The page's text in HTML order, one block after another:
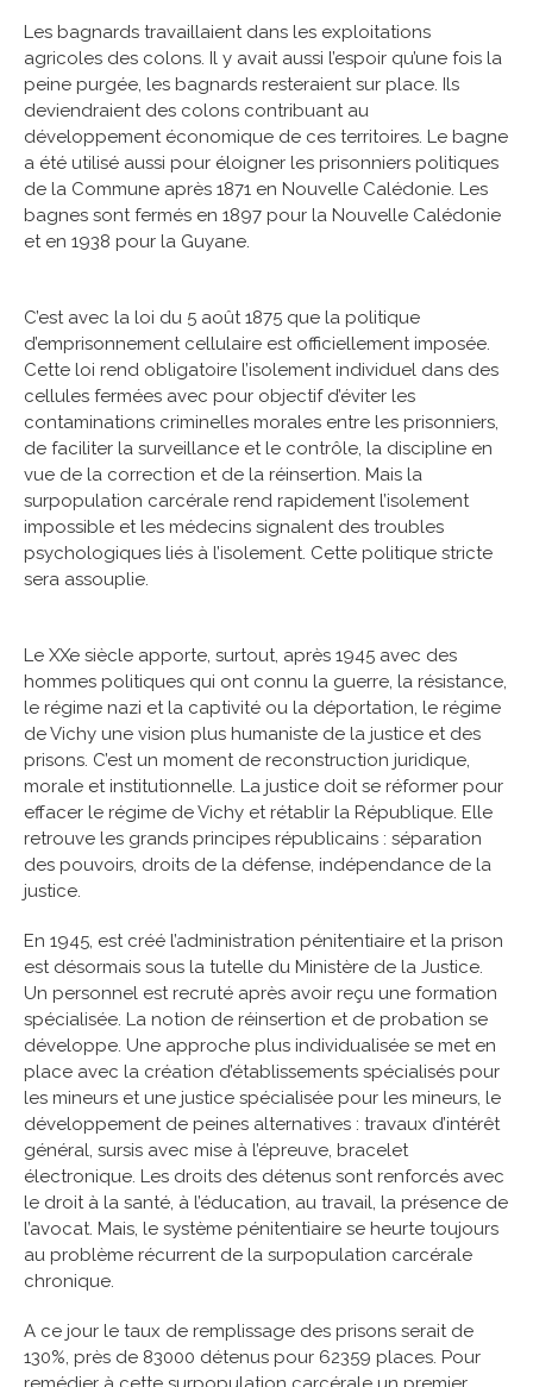
Les bagnards travaillaient dans les exploitations
agricoles des colons. Il y avait aussi l’espoir qu’une fois la
peine purgée, les bagnards resteraient sur place. Ils
deviendraient des colons contribuant au
développement économique de ces territoires. Le bagne
a été utilisé aussi pour éloigner les prisonniers politiques
de la Commune après 1871 en Nouvelle Calédonie. Les
bagnes sont fermés en 1897 pour la Nouvelle Calédonie
et en 1938 pour la Guyane.
C’est avec la loi du 5 août 1875 que la politique
d’emprisonnement cellulaire est officiellement imposée.
Cette loi rend obligatoire l’isolement individuel dans des
cellules fermées avec pour objectif d’éviter les
contaminations criminelles morales entre les prisonniers,
de faciliter la surveillance et le contrôle, la discipline en
vue de la correction et de la réinsertion. Mais la
surpopulation carcérale rend rapidement l’isolement
impossible et les médecins signalent des troubles
psychologiques liés à l’isolement. Cette politique stricte
sera assouplie.
Le XXe siècle apporte, surtout, après 1945 avec des
hommes politiques qui ont connu la guerre, la résistance,
le régime nazi et la captivité ou la déportation, le régime
de Vichy une vision plus humaniste de la justice et des
prisons. C’est un moment de reconstruction juridique,
morale et institutionnelle. La justice doit se réformer pour
effacer le régime de Vichy et rétablir la République. Elle
retrouve les grands principes républicains : séparation
des pouvoirs, droits de la défense, indépendance de la
justice.
En 1945, est créé l’administration pénitentiaire et la prison
est désormais sous la tutelle du Ministère de la Justice.
Un personnel est recruté après avoir reçu une formation
spécialisée. La notion de réinsertion et de probation se
développe. Une approche plus individualisée se met en
place avec la création d’établissements spécialisés pour
les mineurs et une justice spécialisée pour les mineurs, le
développement de peines alternatives : travaux d’intérêt
général, sursis avec mise à l’épreuve, bracelet
électronique. Les droits des détenus sont renforcés avec
le droit à la santé, à l’éducation, au travail, la présence de
l’avocat. Mais, le système pénitentiaire se heurte toujours
au problème récurrent de la surpopulation carcérale
chronique.
A ce jour le taux de remplissage des prisons serait de
130%, près de 83000 détenus pour 62359 places. Pour